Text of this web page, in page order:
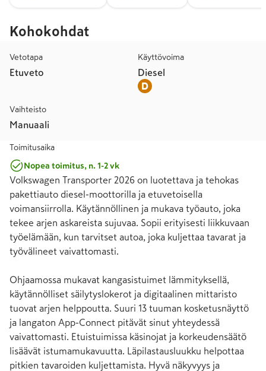
Kohokohdat
Vetotapa
Etuveto
Käyttövoima
Diesel
Vaihteisto
Manuaali
Toimitusaika
Nopea toimitus, n. 1-2 vk
Volkswagen Transporter 2026 on luotettava ja tehokas
pakettiauto diesel-moottorilla ja etuvetoisella
voimansiirrolla. Käytännöllinen ja mukava työauto, joka
tekee arjen askareista sujuvaa. Sopii erityisesti liikkuvaan
työelämään, kun tarvitset autoa, joka kuljettaa tavarat ja
työvälineet vaivattomasti.
Ohjaamossa mukavat kangasistuimet lämmityksellä,
käytännölliset säilytyslokerot ja digitaalinen mittaristo
tuovat arjen helppoutta. Suuri 13 tuuman kosketusnäyttö
ja langaton App-Connect pitävät sinut yhteydessä
vaivattomasti. Etuistuimissa käsinojat ja korkeudensäätö
lisäävät istumamukavuutta. Läpilastausluukku helpottaa
pitkien tavaroiden kuljettamista. Hyvä näkyvyys ja